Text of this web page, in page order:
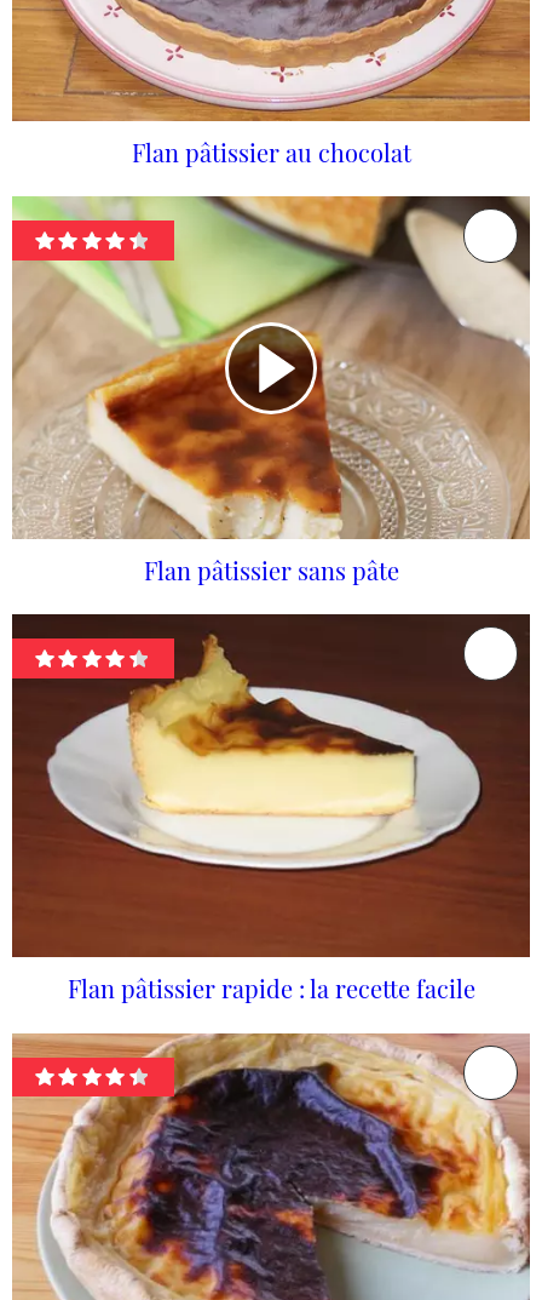
Flan pâtissier au chocolat
Flan pâtissier sans pâte
Flan pâtissier rapide : la recette facile